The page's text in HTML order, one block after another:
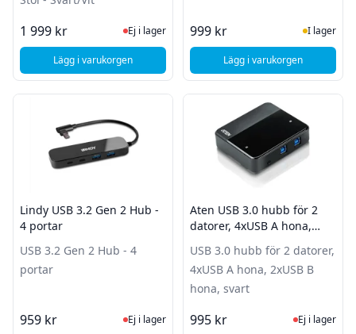
1 999 kr Ej i lager, besök produktsidan för
Ej i lager
Lägg i varukorgen, Fury Avenger XL - Gamer Stol - Svart/Vit
999 kr I Lager
I lager
Lägg i varukorgen
, Logitech HD
Lindy USB 3.2 Gen 2 Hub -
4 portar
USB 3.2 Gen 2 Hub - 4
portar
959 kr Ej i lager, besök produktsidan för
Ej i lager
Aten USB 3.0 hubb för 2
datorer, 4xUSB A hona,
USB 3.0 hubb för 2 datorer,
4xUSB A hona, 2xUSB B
hona, svart
995 kr Ej i lager,
Ej i lager